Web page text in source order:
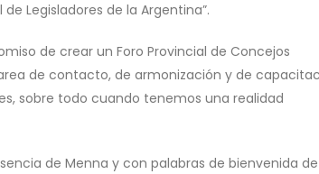
Legisladores de la Argentina”.
de crear un Foro Provincial de Concejos
de contacto, de armonización y de
sobre todo cuando tenemos una realidad
de Menna y con palabras de bienvenida